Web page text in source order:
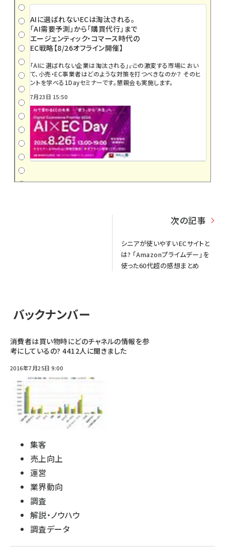
AIに選ばれないECは淘汰される。
「AI需要予測」から「購買代行」まで
エージェンティック・コマース時代の
EC戦略【8/26オフライン開催】
「AIに選ばれない企業は淘汰される」――。この激変する市場におい
て、小売・EC事業者はどのような対策を打つべきなのか？ そのヒ
ントを学べる1Dayセミナーです。懇親会も実施します。
7月23日 15:50
次の記事
シニアが使いやすいECサイトと
は? 「Amazonプライムデー」を
使った60代超の感想まとめ
バックナンバー
消費者は買い物時にどのチャネルの情報を参
考にしているの? 4412人に聞きました
2016年7月25日 9:00
集客
売上向上
運営
業界動向
調査
解説・ノウハウ
調査データ